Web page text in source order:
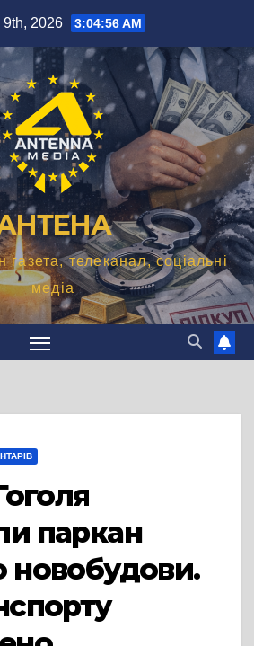
2026 3:04:57 AM
телеканал, соціальні
медіа
паркан
новобудови.